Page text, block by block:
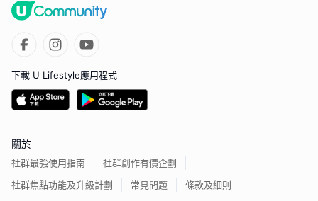
下載 U Lifestyle應用程式
關於
社群最強使用指南
社群創作有價企劃
社群焦點功能及升級計劃
常見問題 條款及細則